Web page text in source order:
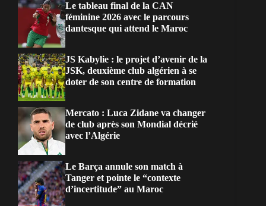
Le tableau final de la CAN
féminine 2026 avec le parcours
dantesque qui attend le Maroc
JS Kabylie : le projet d’avenir de la
JSK, deuxième club algérien à se
doter de son centre de formation
Mercato : Luca Zidane va changer
de club après son Mondial décrié
avec l’Algérie
Le Barça annule son match à
Tanger et pointe le “contexte
d’incertitude” au Maroc